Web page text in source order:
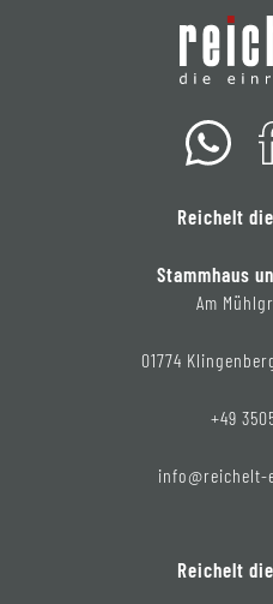
Reichelt
Stammhaus
Am
01774
+49
Reichelt